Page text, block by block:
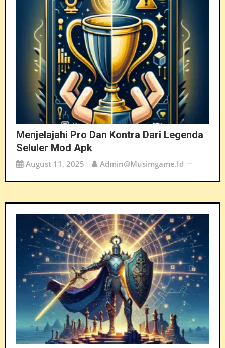
Menjelajahi Pro Dan Kontra Dari Legenda
Seluler Mod Apk
August 11, 2025 Admin@musimgame.id